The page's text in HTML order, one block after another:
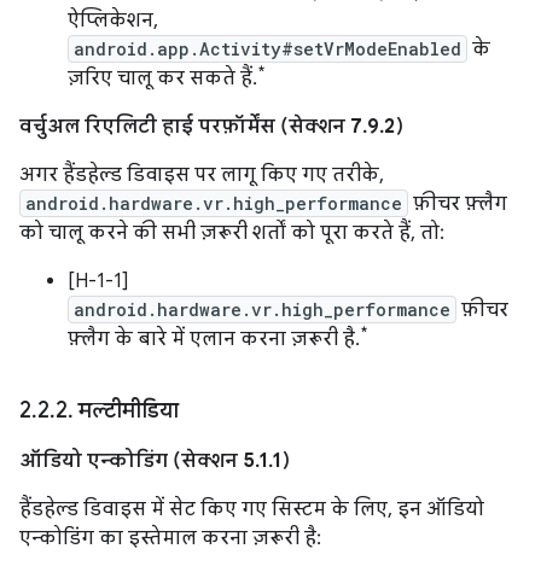
ऐप्लिकेशन,
android.app.Activity#setVrModeEnabled के
ज़रिए चालू कर सकते हैं.*
वर्चुअल रिएलिटी हाई परफ़ॉर्मेंस (सेक्शन 7.9.2)
अगर हैंडहेल्ड डिवाइस पर लागू किए गए तरीके,
android.hardware.vr.high_performance फ़ीचर फ़्लैग
को चालू करने की सभी ज़रूरी शर्तों को पूरा करते हैं, तो:
[H-1-1]
android.hardware.vr.high_performance फ़ीचर
फ़्लैग के बारे में एलान करना ज़रूरी है.*
2.2.2.मल्टीमीडिया
ऑडियो एन्कोडिंग (सेक्शन 5.1.1)
हैंडहेल्ड डिवाइस में सेट किए गए सिस्टम के लिए, इन ऑडियो
एन्कोडिंग का इस्तेमाल करना ज़रूरी है: